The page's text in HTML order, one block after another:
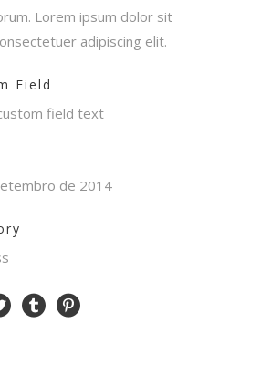
Lorem ipsum dolor sit
adipiscing elit.
Field
field text
de 2014